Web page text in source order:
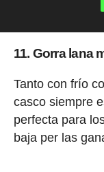
11. Gorra lana
Tanto con frío
casco siempre
perfecta para
baja per las